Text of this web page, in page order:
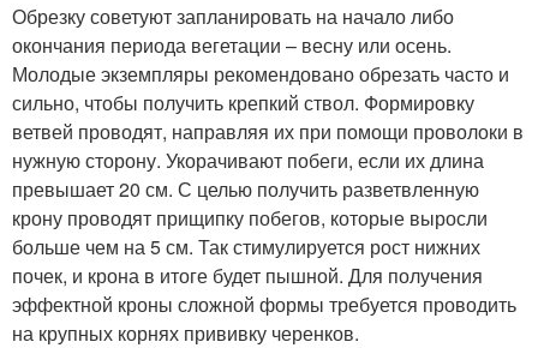
Обрезку советуют запланировать на начало либо
окончания периода вегетации – весну или осень.
Молодые экземпляры рекомендовано обрезать часто и
сильно, чтобы получить крепкий ствол. Формировку
ветвей проводят, направляя их при помощи проволоки в
нужную сторону. Укорачивают побеги, если их длина
превышает 20 см. С целью получить разветвленную
крону проводят прищипку побегов, которые выросли
больше чем на 5 см. Так стимулируется рост нижних
почек, и крона в итоге будет пышной. Для получения
эффектной кроны сложной формы требуется проводить
на крупных корнях прививку черенков.